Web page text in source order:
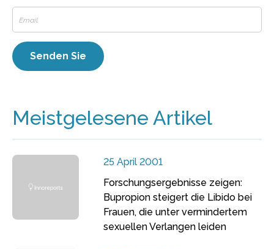
Meistgelesene Artikel
25 April 2001
Forschungsergebnisse zeigen:
Bupropion steigert die Libido bei
Frauen, die unter vermindertem
sexuellen Verlangen leiden